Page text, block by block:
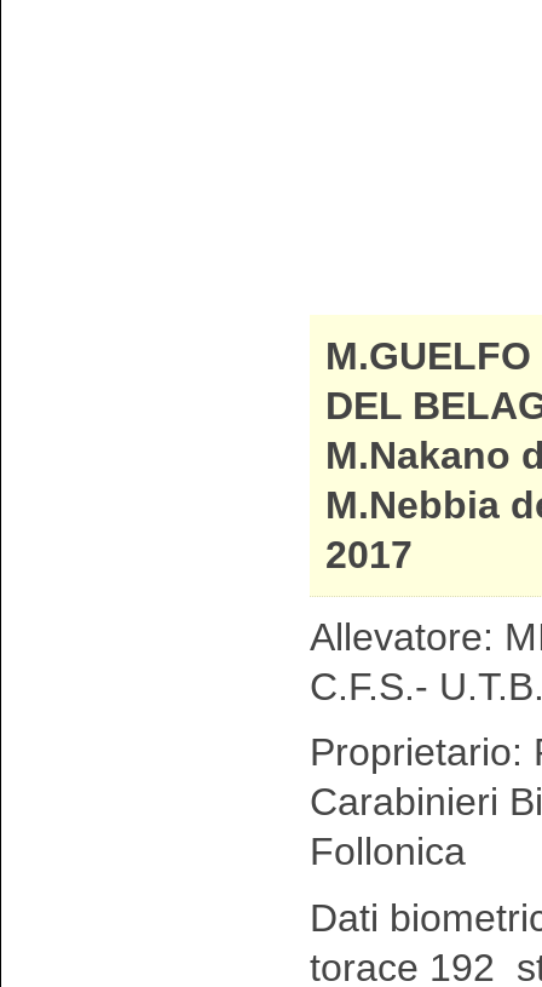
DEL
M.Nakano
M.Nebbia
2017
Allevatore:
C.F.S.-
Proprietario:
Carabinieri
Follonica
Dati
torace 192